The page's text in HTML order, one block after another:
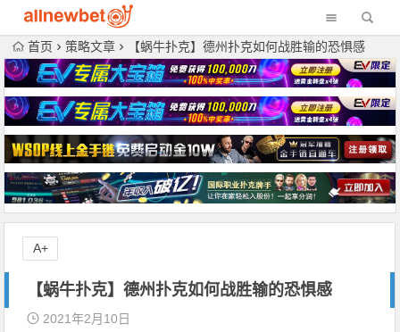
首页 策略文章 【蜗牛扑克】德州扑克如何战胜输的恐惧感
【蜗牛扑克】德州扑克如何战胜输的恐惧感
2021年2月10日
A+